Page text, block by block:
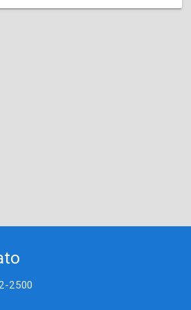
2500